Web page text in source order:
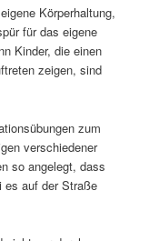
Körperhaltung,
für das eigene
Kinder, die einen
zeigen, sind
zum
verschiedener
so angelegt, dass
es auf der Straße